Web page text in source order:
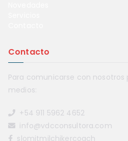
Contacto
Para comunicarse con nosotros
medios:
+54 911 5962 4652
info@vdcconsultora.com
slomitmilchikercoach